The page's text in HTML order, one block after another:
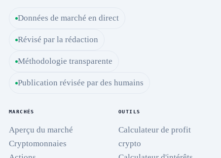
Données de marché en direct
Révisé par la rédaction
Méthodologie transparente
Publication révisée par des humains
MARCHÉS
Aperçu du marché
Cryptomonnaies
OUTILS
Calculateur de profit
crypto